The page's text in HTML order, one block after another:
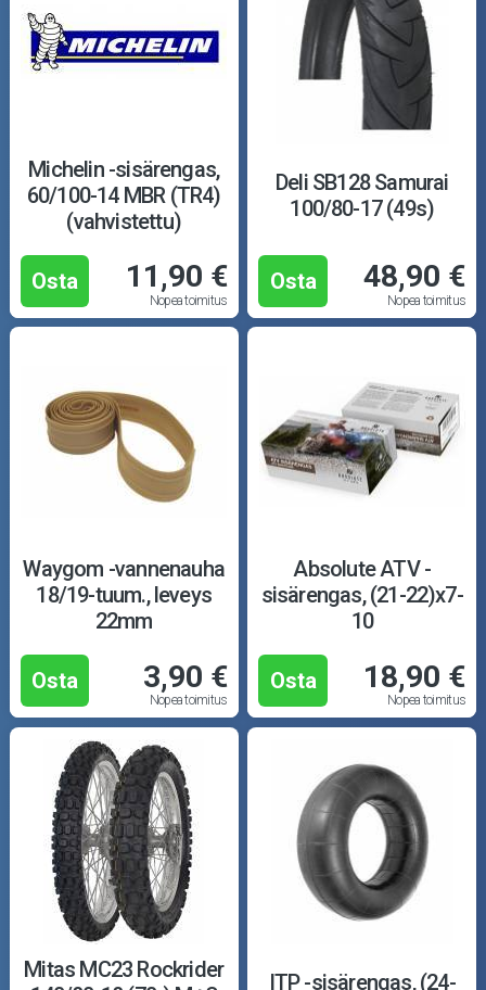
Michelin -sisärengas,
60/100-14 MBR (TR4)
(vahvistettu)
Osta 11,90 €
Nopea toimitus
Deli SB128 Samurai
100/80-17 (49s)
Osta 48,90 €
Nopea toimitus
Waygom -vannenauha
18/19-tuum., leveys
22mm
Osta 3,90 €
Nopea toimitus
Absolute ATV -
sisärengas, (21-22)x7-
10
Osta 18,90 €
Nopea toimitus
Mitas MC23 Rockrider
ITP -sisärengas, (24-